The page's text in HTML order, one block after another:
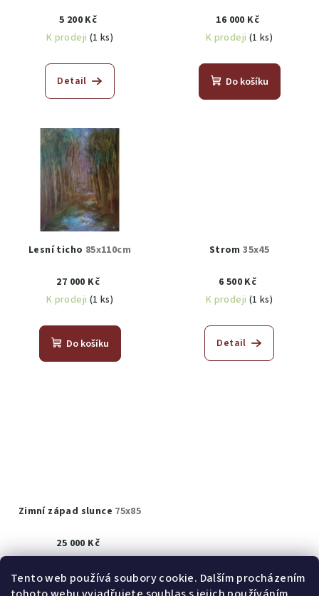
Tento web používá soubory cookie. Dalším procházením
5 200 Kč
K prodeji (1 ks)
Detail
16 000 Kč
K prodeji (1 ks)
Do košíku
Lesní ticho 85x110cm
27 000 Kč
K prodeji (1 ks)
Do košíku
Strom35x45
6 500 Kč
K prodeji (1 ks)
Detail
Zimní západ slunce 75x85
25 000 Kč
K prodeji(1 ks)